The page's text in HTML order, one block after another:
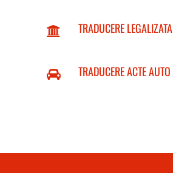
TRADUCERE LEGALIZATA
TRADUCERE ACTE AUTO